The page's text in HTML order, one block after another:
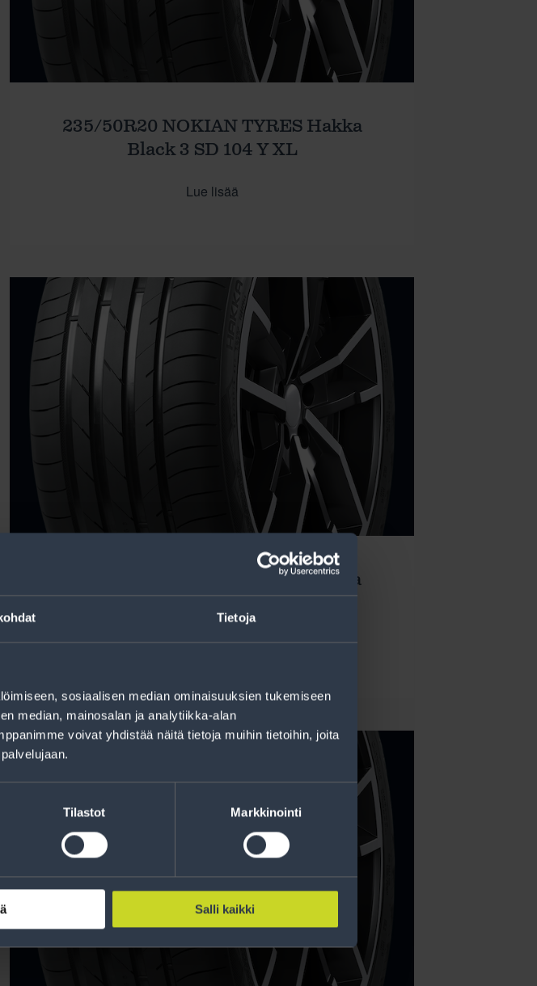
Tietoja
sosiaalisen median ominaisuuksien tukemiseen
median, mainosalan ja analytiikka-alan
voivat yhdistää näitä tietoja muihin tietoihin, joita
Tilastot Markkinointi
Salli kaikki
235/50R20 NOKIAN TYRES Hakka
Black 3 SD 104 Y XL
Lue lisää
255/40R19 NOKIAN TYRES Hakka
Black 3 100 Y XL
Lue lisää